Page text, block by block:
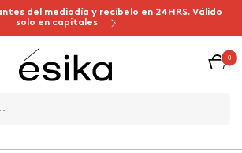
del mediodía y recíbelo en 24HRS. Válido
solo en capitales
0